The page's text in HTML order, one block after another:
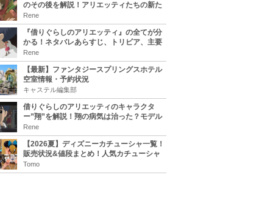
のその後を解説！アリエッティたちの新た
な住処は？翔の病気は治る？
Rene
『借りぐらしのアリエッティ』の全てが分
かる！ネタバレあらすじ、トリビア、主要
キャラまとめ！
Rene
【最新】ファンタジースプリングスホテル
空室情報・予約状況
キャステル編集部
借りぐらしのアリエッティのキャラクタ
ー”翔”を解説！翔の病気は治った？モデル
は誰？
Rene
【2026夏】ディズニーカチューシャ一覧！
販売状況&値段まとめ！人気カチューシャ
をチェック
Tomo